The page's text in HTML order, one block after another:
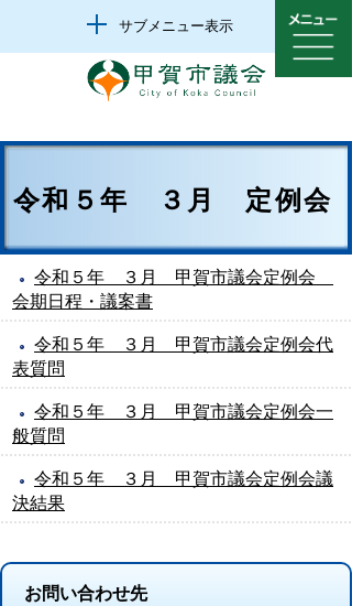
サブメニュー表示
令和５年 ３月 定例会
令和５年 ３月 甲賀市議会定例会
会期日程・議案書
令和５年 ３月 甲賀市議会定例会代
表質問
令和５年 ３月 甲賀市議会定例会一
般質問
令和５年 ３月 甲賀市議会定例会議
決結果
お問い合わせ先